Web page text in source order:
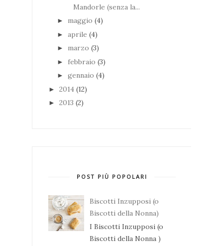
Mandorle (senza la...
► maggio (4)
► aprile (4)
► marzo (3)
► febbraio (3)
► gennaio (4)
► 2014 (12)
► 2013 (2)
POST PIÙ POPOLARI
Biscotti Inzupposi (o
Biscotti della Nonna)
I Biscotti Inzupposi (o
Biscotti della Nonna )